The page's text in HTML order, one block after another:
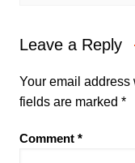
Leave a Reply
Your email
fields are marked *
Comment *